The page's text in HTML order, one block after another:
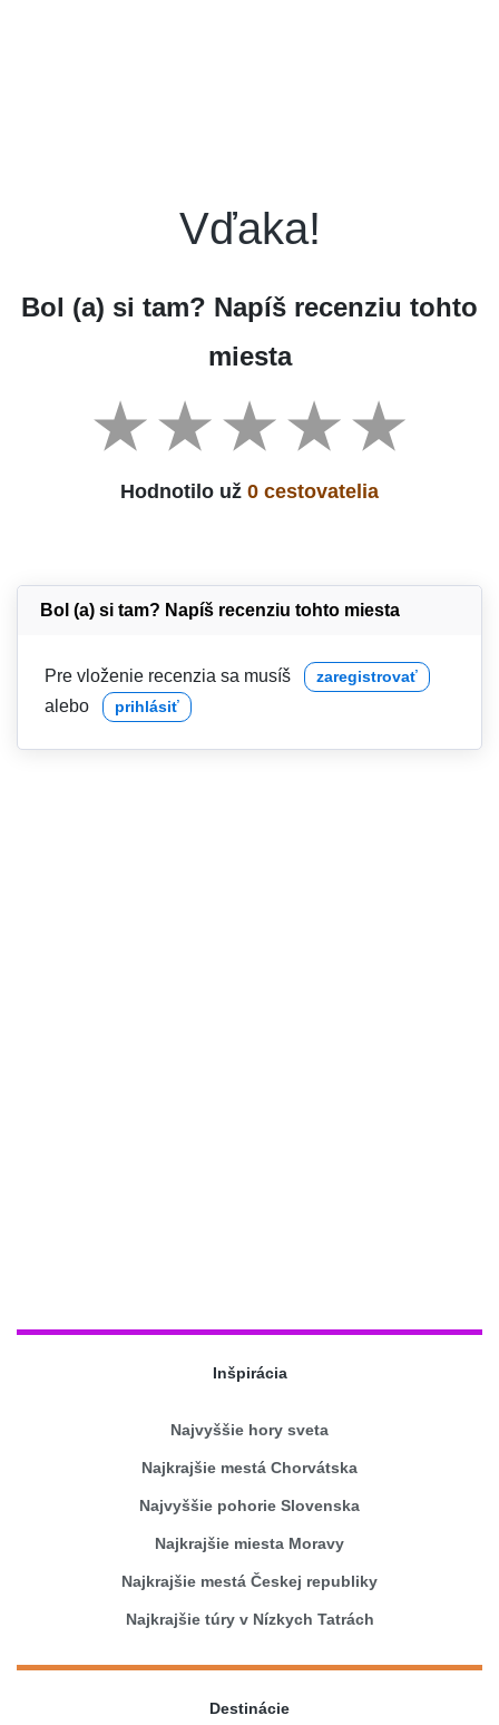
Vďaka!
Bol (a) si tam? Napíš recenziu tohto
miesta
Hodnotilo už 0 cestovatelia
Bol (a) si tam? Napíš recenziu tohto miesta
Pre vloženie recenzia sa musíš zaregistrovať
alebo prihlásiť
Inšpirácia
Najvyššie hory sveta
Najkrajšie mestá Chorvátska
Najvyššie pohorie Slovenska
Najkrajšie miesta Moravy
Najkrajšie mestá Českej republiky
Najkrajšie túry v Nízkych Tatrách
Destinácie